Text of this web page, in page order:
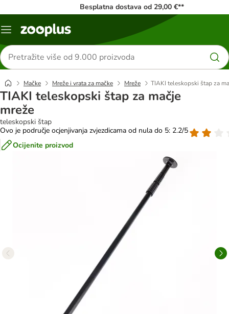
Besplatna dostava od 29,00 €**
Izbornik
Traži
proizvode
Mačke Mreže i vrata za mačke Mreže TIAKI teleskopski štap za
TIAKI teleskopski štap za mačje
mreže
teleskopski štap
Ovo je područje ocjenjivanja zvjezdicama od nula do 5: 2.2/5
Ocijenite proizvod